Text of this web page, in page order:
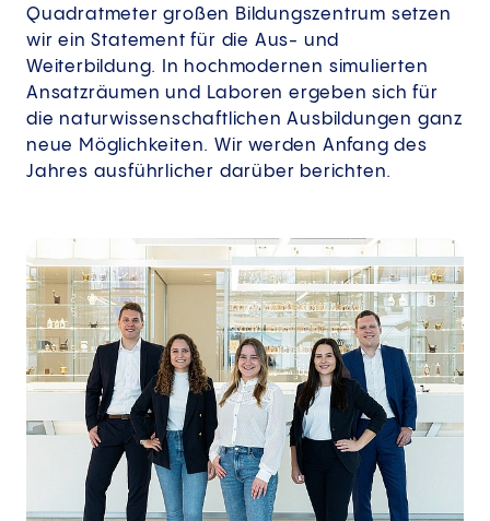
Quadratmeter großen Bildungszentrum setzen
wir ein Statement für die Aus- und
Weiterbildung. In hochmodernen simulierten
Ansatzräumen und Laboren ergeben sich für
die naturwissenschaftlichen Ausbildungen ganz
neue Möglichkeiten. Wir werden Anfang des
Jahres ausführlicher darüber berichten.